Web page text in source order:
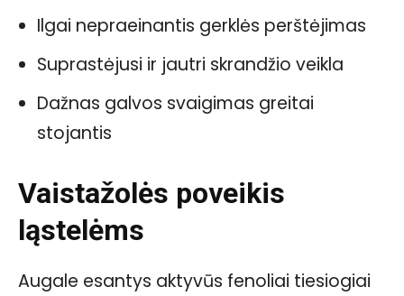
Ilgai nepraeinantis gerklės perštėjimas
Suprastėjusi ir jautri skrandžio veikla
Dažnas galvos svaigimas greitai
stojantis
Vaistažolės poveikis
ląstelėms
Augale esantys aktyvūs fenoliai tiesiogiai